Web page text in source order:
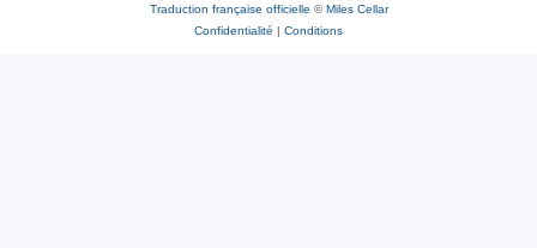
Traduction française officielle ©Miles Cellar
Confidentialité | Conditions